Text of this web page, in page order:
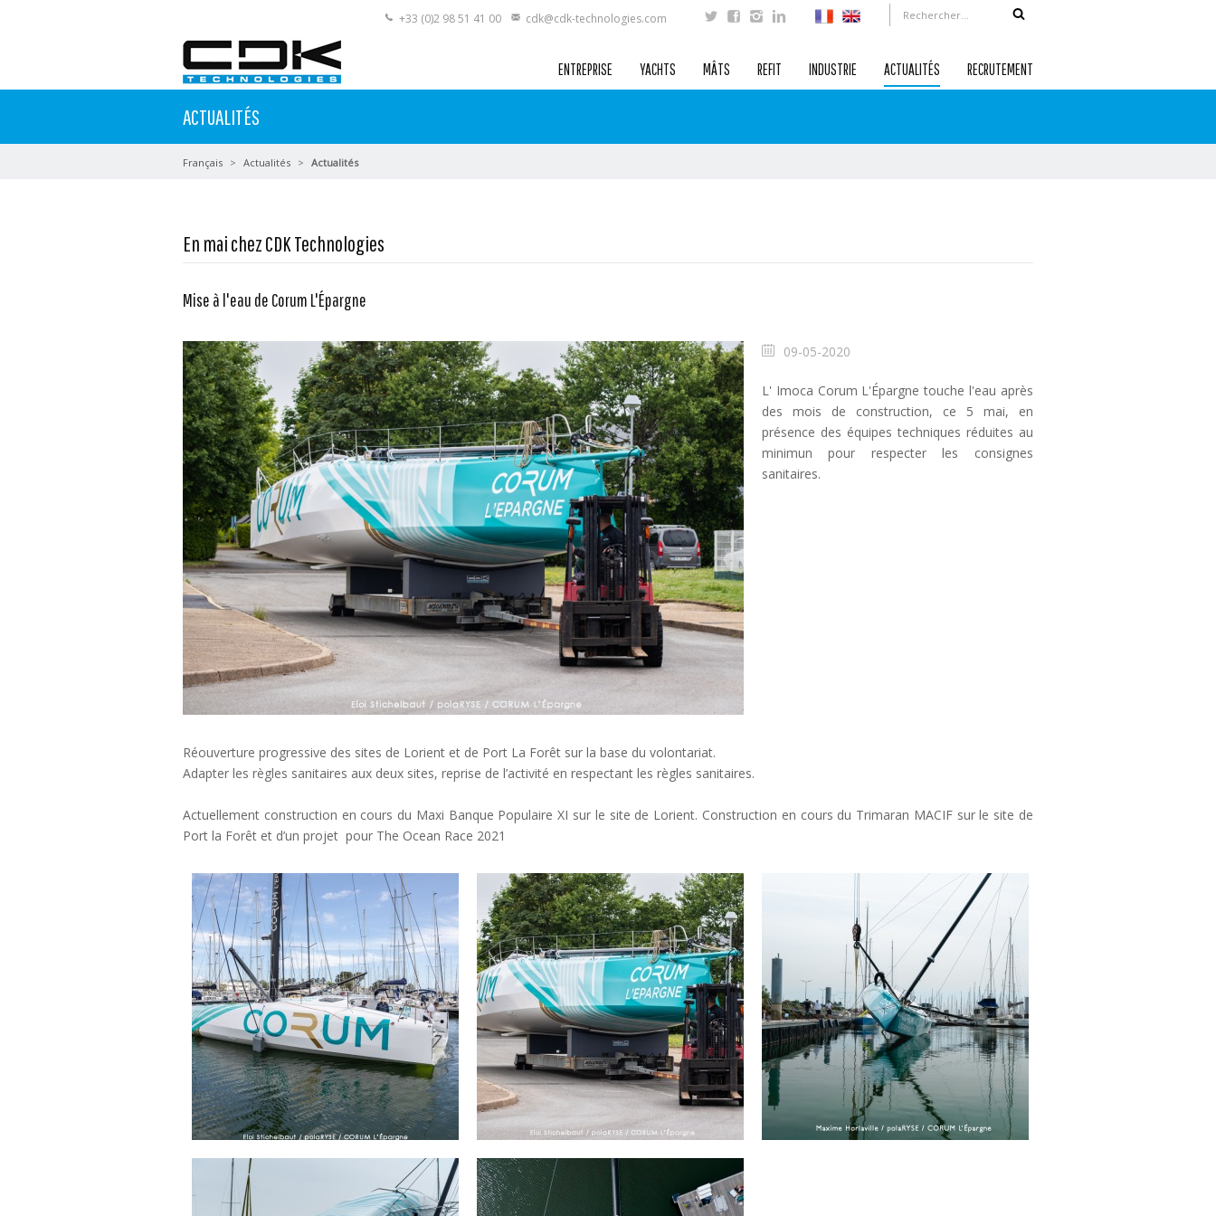
+33 (0)2 98 51 41 00 cdk@cdk-technologies.com
ENTREPRISE YACHTS MÂTS REFIT INDUSTRIE ACTUALITÉS RECRUTEMENT
ACTUALITÉS
Français Actualités Actualités
En mai chez CDK Technologies
Mise à l'eau de Corum L'Épargne
09-05-2020
L' Imoca Corum L'Épargne touche l'eau après
des mois de construction, ce 5 mai, en
présence des équipes techniques réduites au
minimun pour respecter les consignes
sanitaires.
Réouverture progressive des sites de Lorient et de Port La Forêt sur la base du volontariat.
Adapter les règles sanitaires aux deux sites, reprise de l’activité en respectant les règles sanitaires.
Actuellement construction en cours du Maxi Banque Populaire XI sur le site de Lorient. Construction en cours du Trimaran MACIF sur le site de
Port la Forêt et d’un projet pour The Ocean Race 2021